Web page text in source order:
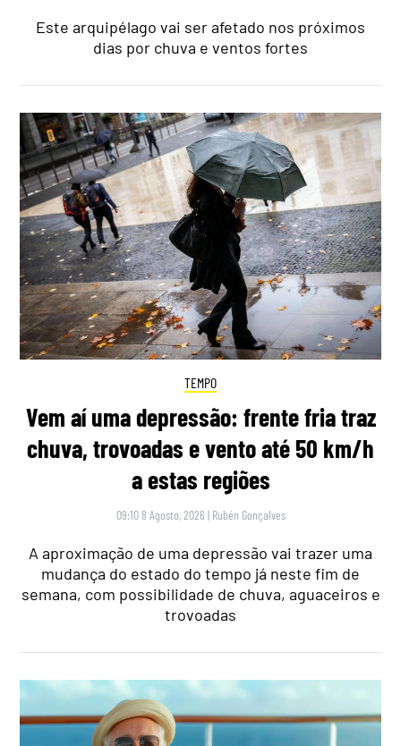
Este arquipélago vai ser afetado nos próximos
dias por chuva e ventos fortes
TEMPO
Vem aí uma depressão: frente fria traz
chuva, trovoadas e vento até 50 km/h
a estas regiões
09:10 8 Agosto, 2026 | Rubén Gonçalves
A aproximação de uma depressão vai trazer uma
mudança do estado do tempo já neste fim de
semana, com possibilidade de chuva, aguaceiros e
trovoadas